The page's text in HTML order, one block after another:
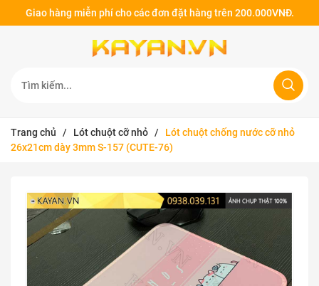
Giao hàng miễn phí cho các đơn đặt hàng trên 200.000VNĐ.
Trang chủ / Lót chuột cỡ nhỏ /
Lót chuột chống nước cỡ nhỏ
26x21cm dày 3mm S-157 (CUTE-76)